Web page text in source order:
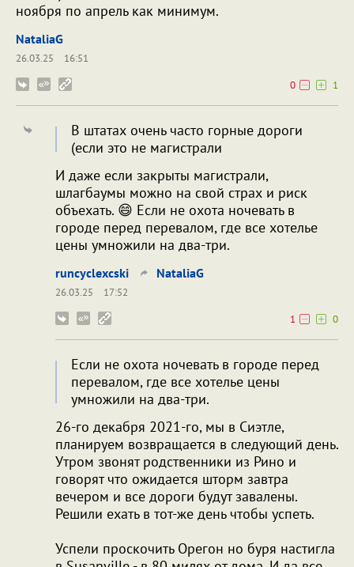
ноября по апрель как минимум.
NataliaG
26.03.25
16:51
0
1
В штатах очень часто горные дороги
(если это не магистрали
И даже если закрыты магистрали,
шлагбаумы можно на свой страх и риск
объехать. 😄 Если не охота ночевать в
городе перед перевалом, где все хотелье
цены умножили на два-три.
runcyclexcski NataliaG
26.03.25
17:52
1
0
Если не охота ночевать в городе перед
перевалом, где все хотелье цены
умножили на два-три.
26-го декабря 2021-го, мы в Сиэтле,
планируем возвращается в следующий день.
Утром звонят родственники из Рино и
говорят что ожидается шторм завтра
вечером и все дороги будут завалены.
Решили ехать в тот-же день чтобы успеть.
Успели проскочить Орегон но буря настигла